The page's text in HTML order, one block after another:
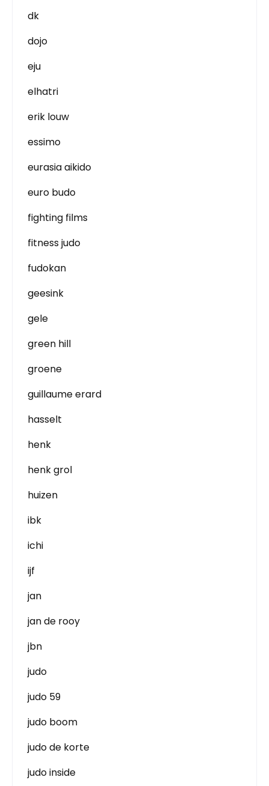
dk
dojo
eju
elhatri
erik louw
essimo
eurasia aikido
euro budo
fighting films
fitness judo
fudokan
geesink
gele
green hill
groene
guillaume erard
hasselt
henk
henk grol
huizen
ibk
ichi
ijf
jan
jan de rooy
jbn
judo
judo 59
judo boom
judo de korte
judo inside